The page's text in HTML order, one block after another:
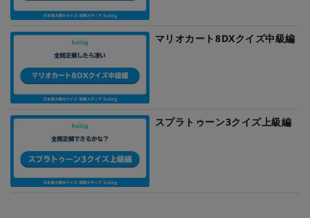
マリオカート8DXクイズ中級編
スプラトゥーン3クイズ上級編